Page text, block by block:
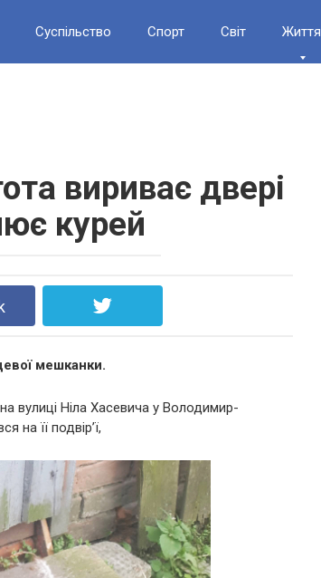
Суспільство Спорт Світ Життя
вириває двері
курей
мешканки.
вулиці Ніла Хасевича у Володимир-
на її подвір’ї,